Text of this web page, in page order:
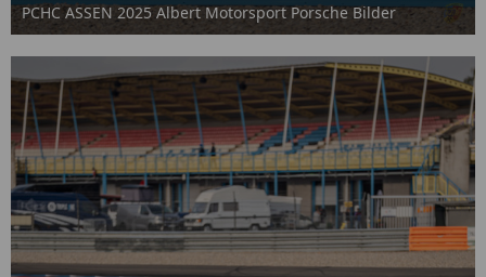
PCHC ASSEN 2025 Albert Motorsport Porsche Bilder
2. Oktober 2025